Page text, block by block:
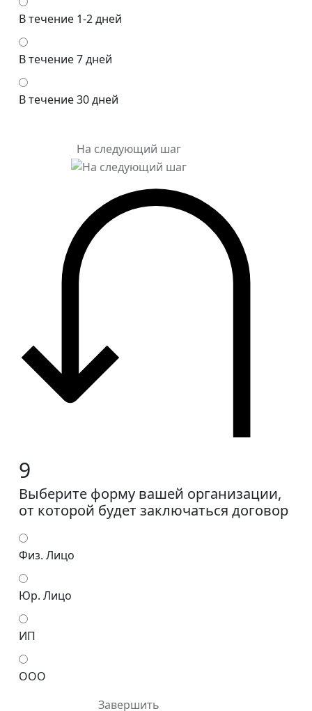
В течение 1-2 дней
В течение 7 дней
В течение 30 дней
На следующий шаг
9
Выберите форму вашей организации,
от которой будет заключаться договор
Физ. Лицо
Юр. Лицо
ИП
ООО
Завершить